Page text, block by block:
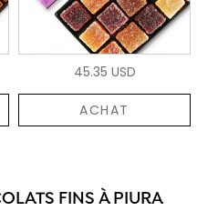
45.35 USD
ACHAT
FINS À PIURA